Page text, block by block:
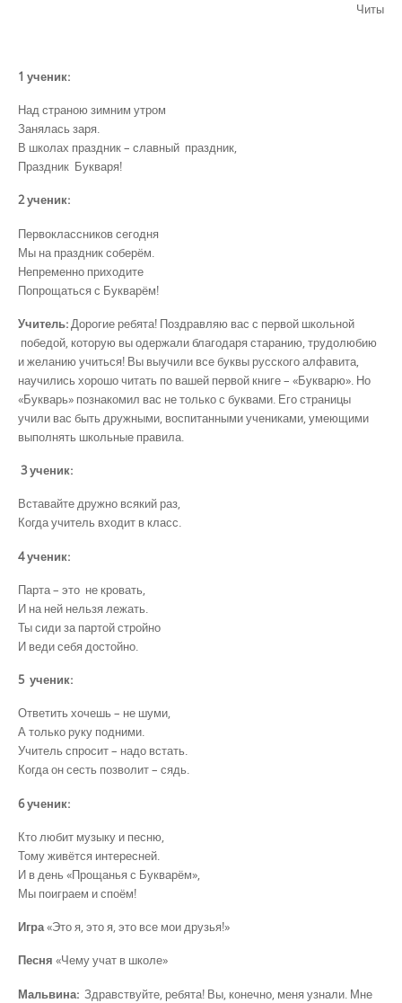
Читы
1 ученик:
Над страною зимним утром
Занялась заря.
В школах праздник – славный праздник,
Праздник Букваря!
2 ученик:
Первоклассников сегодня
Мы на праздник соберём.
Непременно приходите
Попрощаться с Букварём!
Учитель:Дорогие ребята! Поздравляю вас с первой школьной
победой, которую вы одержали благодаря старанию, трудолюбию
и желанию учиться! Вы выучили все буквы русского алфавита,
научились хорошо читать по вашей первой книге – «Букварю». Но
«Букварь» познакомил вас не только с буквами. Его страницы
учили вас быть дружными, воспитанными учениками, умеющими
выполнять школьные правила.
3ученик:
Вставайте дружно всякий раз,
Когда учитель входит в класс.
4 ученик:
Парта – это не кровать,
И на ней нельзя лежать.
Ты сиди за партой стройно
И веди себя достойно.
5 ученик:
Ответить хочешь – не шуми,
А только руку подними.
Учитель спросит – надо встать.
Когда он сесть позволит – сядь.
6 ученик:
Кто любит музыку и песню,
Тому живётся интересней.
И в день «Прощанья с Букварём»,
Мы поиграем и споём!
Игра«Это я, это я, это все мои друзья!»
Песня «Чему учат в школе»
Мальвина: Здравствуйте, ребята! Вы, конечно, меня узнали. Мне